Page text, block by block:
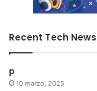
Recent Tech News
p
10 marzo, 2025